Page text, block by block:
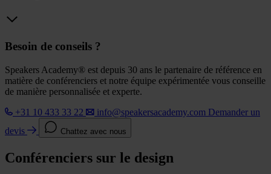
Besoin de conseils ?
Speakers Academy® est depuis 30 ans le partenaire de référence en
matière de conférenciers et notre équipe expérimentée vous conseille
de manière personnalisée et experte.
+31 10 433 33 22
info@speakersacademy.com Demander un
devis
Chattez avec nous
Conférenciers sur le design